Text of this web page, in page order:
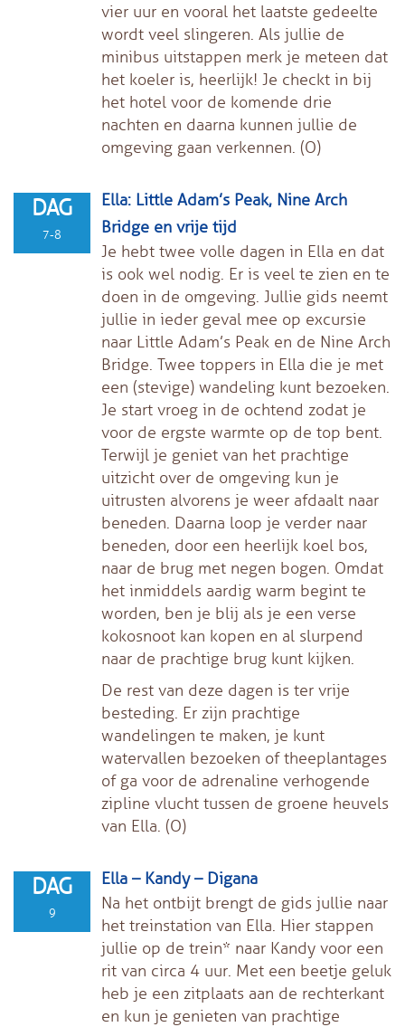
vier uur en vooral het laatste gedeelte
wordt veel slingeren. Als jullie de
minibus uitstappen merk je meteen dat
het koeler is, heerlijk! Je checkt in bij
het hotel voor de komende drie
nachten en daarna kunnen jullie de
omgeving gaan verkennen. (O)
DAG
7-8
Ella: Little Adam’s Peak, Nine Arch
Bridge en vrije tijd
Je hebt twee volle dagen in Ella en dat
is ook wel nodig. Er is veel te zien en te
doen in de omgeving. Jullie gids neemt
jullie in ieder geval mee op excursie
naar Little Adam’s Peak en de Nine Arch
Bridge. Twee toppers in Ella die je met
een (stevige) wandeling kunt bezoeken.
Je start vroeg in de ochtend zodat je
voor de ergste warmte op de top bent.
Terwijl je geniet van het prachtige
uitzicht over de omgeving kun je
uitrusten alvorens je weer afdaalt naar
beneden. Daarna loop je verder naar
beneden, door een heerlijk koel bos,
naar de brug met negen bogen. Omdat
het inmiddels aardig warm begint te
worden, ben je blij als je een verse
kokosnoot kan kopen en al slurpend
naar de prachtige brug kunt kijken.
De rest van deze dagen is ter vrije
besteding. Er zijn prachtige
wandelingen te maken, je kunt
watervallen bezoeken of theeplantages
of ga voor de adrenaline verhogende
zipline vlucht tussen de groene heuvels
van Ella. (O)
DAG
9
Ella – Kandy – Digana
Na het ontbijt brengt de gids jullie naar
het treinstation van Ella. Hier stappen
jullie op de trein* naar Kandy voor een
rit van circa 4 uur. Met een beetje geluk
heb je een zitplaats aan de rechterkant
en kun je genieten van prachtige